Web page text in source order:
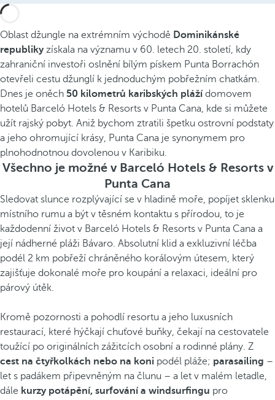
Oblast džungle na extrémním východě Dominikánské
republikyzískala na významu v 60. letech 20. století, kdy
zahraniční investoři oslnění bílým pískem Punta Borrachón
otevřeli cestu džunglí k jednoduchým pobřežním chatkám.
Dnes je oněch 50 kilometrů karibských plážídomovem
hotelů Barceló Hotels & Resorts v Punta Cana, kde si můžete
užít rajský pobyt. Aniž bychom ztratili špetku ostrovní podstaty
a jeho ohromující krásy, Punta Cana je synonymem pro
plnohodnotnou dovolenou v Karibiku.
Všechno je možné v Barceló Hotels & Resorts v
Punta Cana
Sledovat slunce rozplývající se v hladině moře, popíjet sklenku
místního rumu a být v těsném kontaktu s přírodou, to je
každodenní život v Barceló Hotels & Resorts v Punta Cana a
její nádherné pláži Bávaro. Absolutní klid a exkluzivní léčba
podél 2 km pobřeží chráněného korálovým útesem, který
zajišťuje dokonalé moře pro koupání a relaxaci, ideální pro
párový útěk.
Kromě pozornosti a pohodlí resortu a jeho luxusních
restaurací, které hýčkají chuťové buňky, čekají na cestovatele
toužící po originálních zážitcích osobní a rodinné plány. Z
cest na čtyřkolkách nebo na koni podél pláže; parasailing –
let s padákem připevněným na člunu – a let v malém letadle,
dále kurzy potápění, surfování a windsurfingu pro